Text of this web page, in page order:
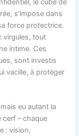
le cube de
s’impose dans
force protectrice.
virgules, tout
intime. Ces
sont investis
vacille, à protéger
eu autant la
cerf – chaque
: vision,